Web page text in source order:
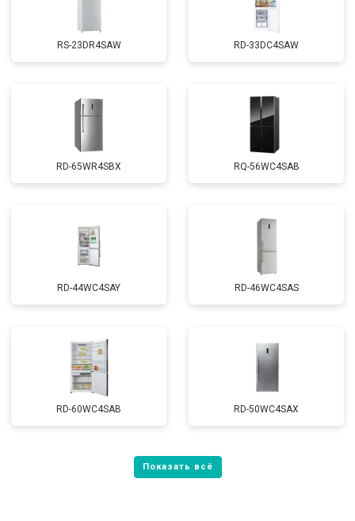
RS-23DR4SAW RD-33DC4SAW
RD-65WR4SBX RQ-56WC4SAB
RD-44WC4SAY RD-46WC4SAS
RD-60WC4SAB RD-50WC4SAX